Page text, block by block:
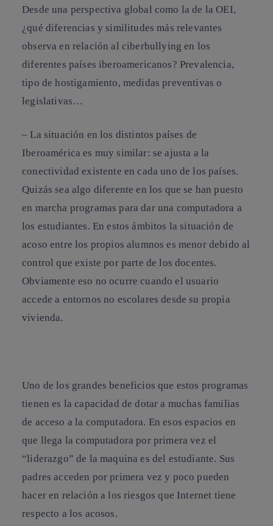
Desde una perspectiva global como la de la OEI,
¿qué diferencias y similitudes más relevantes
observa en relación al ciberbullying en los
diferentes países iberoamericanos? Prevalencia,
tipo de hostigamiento, medidas preventivas o
legislativas…
– La situación en los distintos países de
Iberoamérica es muy similar: se ajusta a la
conectividad existente en cada uno de los países.
Quizás sea algo diferente en los que se han puesto
en marcha programas para dar una computadora a
los estudiantes. En estos ámbitos lasituación de
acoso entre los propios alumnos es menor debido al
control que existe por parte de los docentes.
Obviamente eso no ocurre cuando el usuario
accede a entornos no escolares desde su propia
vivienda.
Uno de los grandes beneficios que estos programas
tienen es la capacidad de dotar a muchas familias
de acceso a la computadora. En esos espacios en
que llega la computadora por primera vez el
“liderazgo” de la maquina es del estudiante. Sus
padres acceden por primera vez y poco pueden
hacer en relación a los riesgos que Internet tiene
respecto a los acosos.